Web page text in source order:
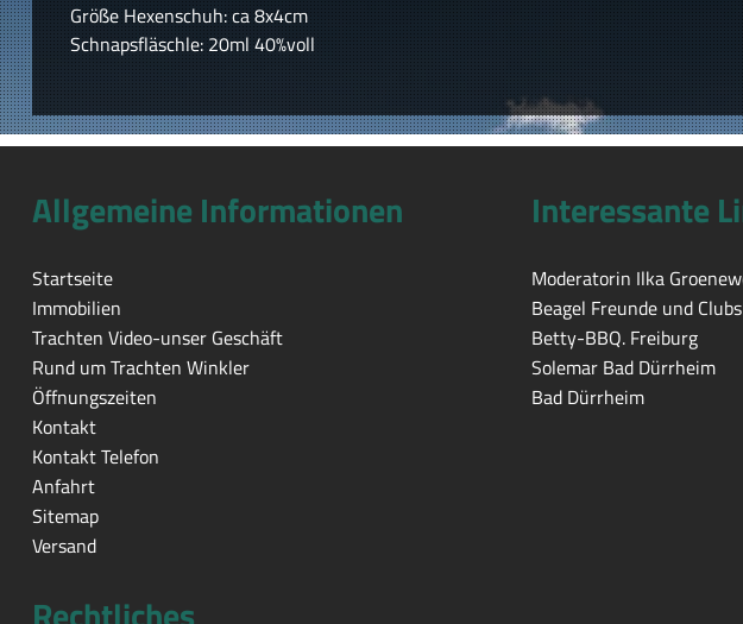
Größe Hexenschuh: ca 8x4cm
Schnapsfläschle: 20ml 40%voll
Allgemeine Informationen
Startseite
Immobilien
Trachten Video-unser Geschäft
Rund um Trachten Winkler
Öffnungszeiten
Kontakt
Kontakt Telefon
Anfahrt
Sitemap
Versand
Interessante
Moderatorin Ilka
Beagel Freunde und Clubs
Betty-BBQ. Freiburg
Solemar Bad Dürrheim
Bad Dürrheim